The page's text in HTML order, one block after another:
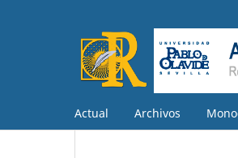
Actual Archivos